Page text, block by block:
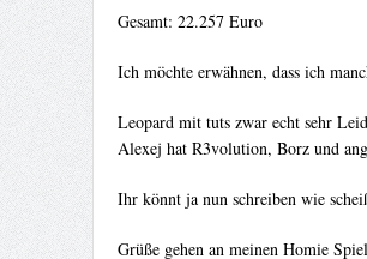
Gesamt: 22.257 Euro
Ich möchte erwähnen, dass ich
Leopard mit tuts zwar echt sehr
Alexej hat R3volution, Borz und
Ihr könnt ja nun schreiben wie
Grüße gehen an meinen Homie